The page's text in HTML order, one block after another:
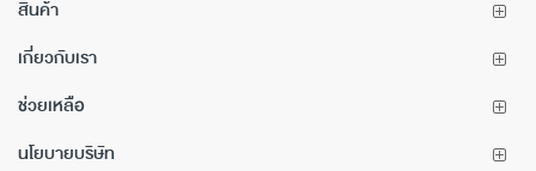
สินค้า
เกี่ยวกับเรา
ช่วยเหลือ
นโยบายบริษัท